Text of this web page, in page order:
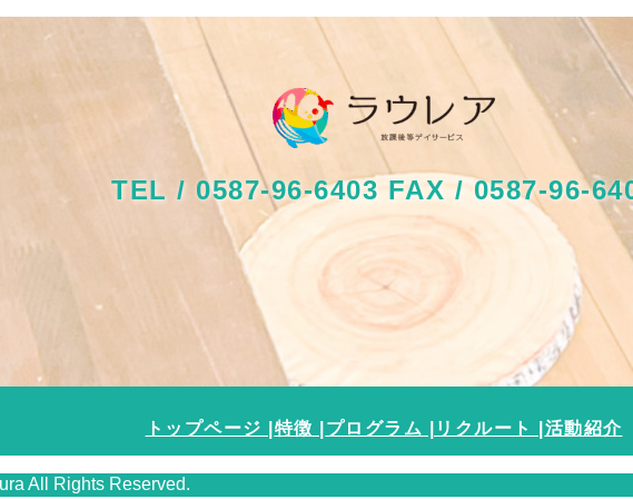
TEL / 0587-96-6403 FAX / 0587-96-
トップページ | 特徴 | プログラム | リクルート | 活動紹介
All Rights Reserved.